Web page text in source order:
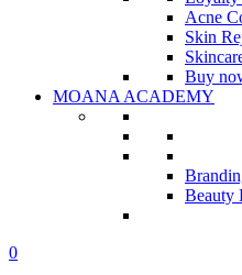
Acne
Skin
Buy
MOANA ACADEMY
Beauty
0